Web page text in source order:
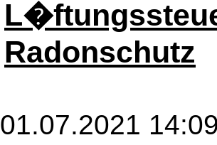
Radonschutz
01.07.2021